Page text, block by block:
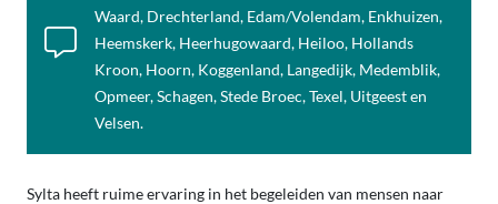
Waard, Drechterland, Edam/Volendam, Enkhuizen,
Heemskerk, Heerhugowaard, Heiloo, Hollands
Kroon, Hoorn, Koggenland, Langedijk, Medemblik,
Opmeer, Schagen, Stede Broec, Texel, Uitgeest en
Velsen.
Sylta heeft ruime ervaring in het begeleiden van mensen naar